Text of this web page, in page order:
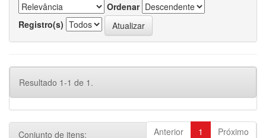
Ordenar
Registro(s)
Resultado 1-1 de 1.
Anterior 1 Próximo
Conjunto de itens: